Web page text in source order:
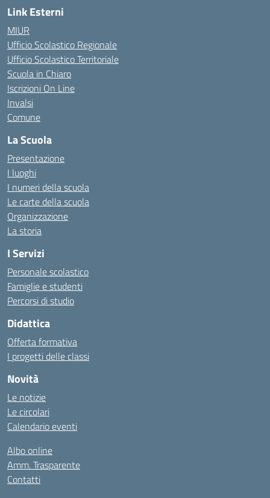
Link Esterni
MIUR
Ufficio Scolastico Regionale
Ufficio Scolastico Territoriale
Scuola in Chiaro
Iscrizioni On Line
Invalsi
Comune
La Scuola
Presentazione
I luoghi
I numeri della scuola
Le carte della scuola
Organizzazione
La storia
I Servizi
Personale scolastico
Famiglie e studenti
Percorsi di studio
Didattica
Offerta formativa
I progetti delle classi
Novità
Le notizie
Le circolari
Calendario eventi
Albo online
Amm. Trasparente
Contatti